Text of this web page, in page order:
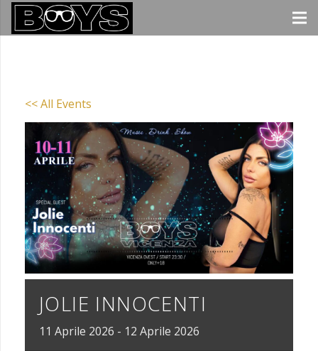
<< All Events
JOLIE INNOCENTI
11 Aprile 2026 - 12 Aprile 2026